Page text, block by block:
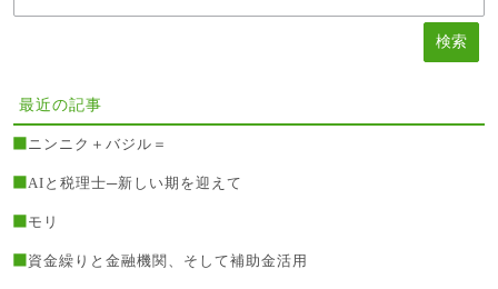
最近の記事
ニンニク＋バジル＝
AIと税理士─新しい期を迎えて
モリ
資金繰りと金融機関、そして補助金活用